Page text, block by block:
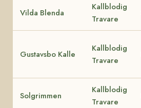
Vilda Blenda
Kallblodig
Travare
Gustavsbo Kalle
Kallblodig
Travare
Solgrimmen
Kallblodig
Travare